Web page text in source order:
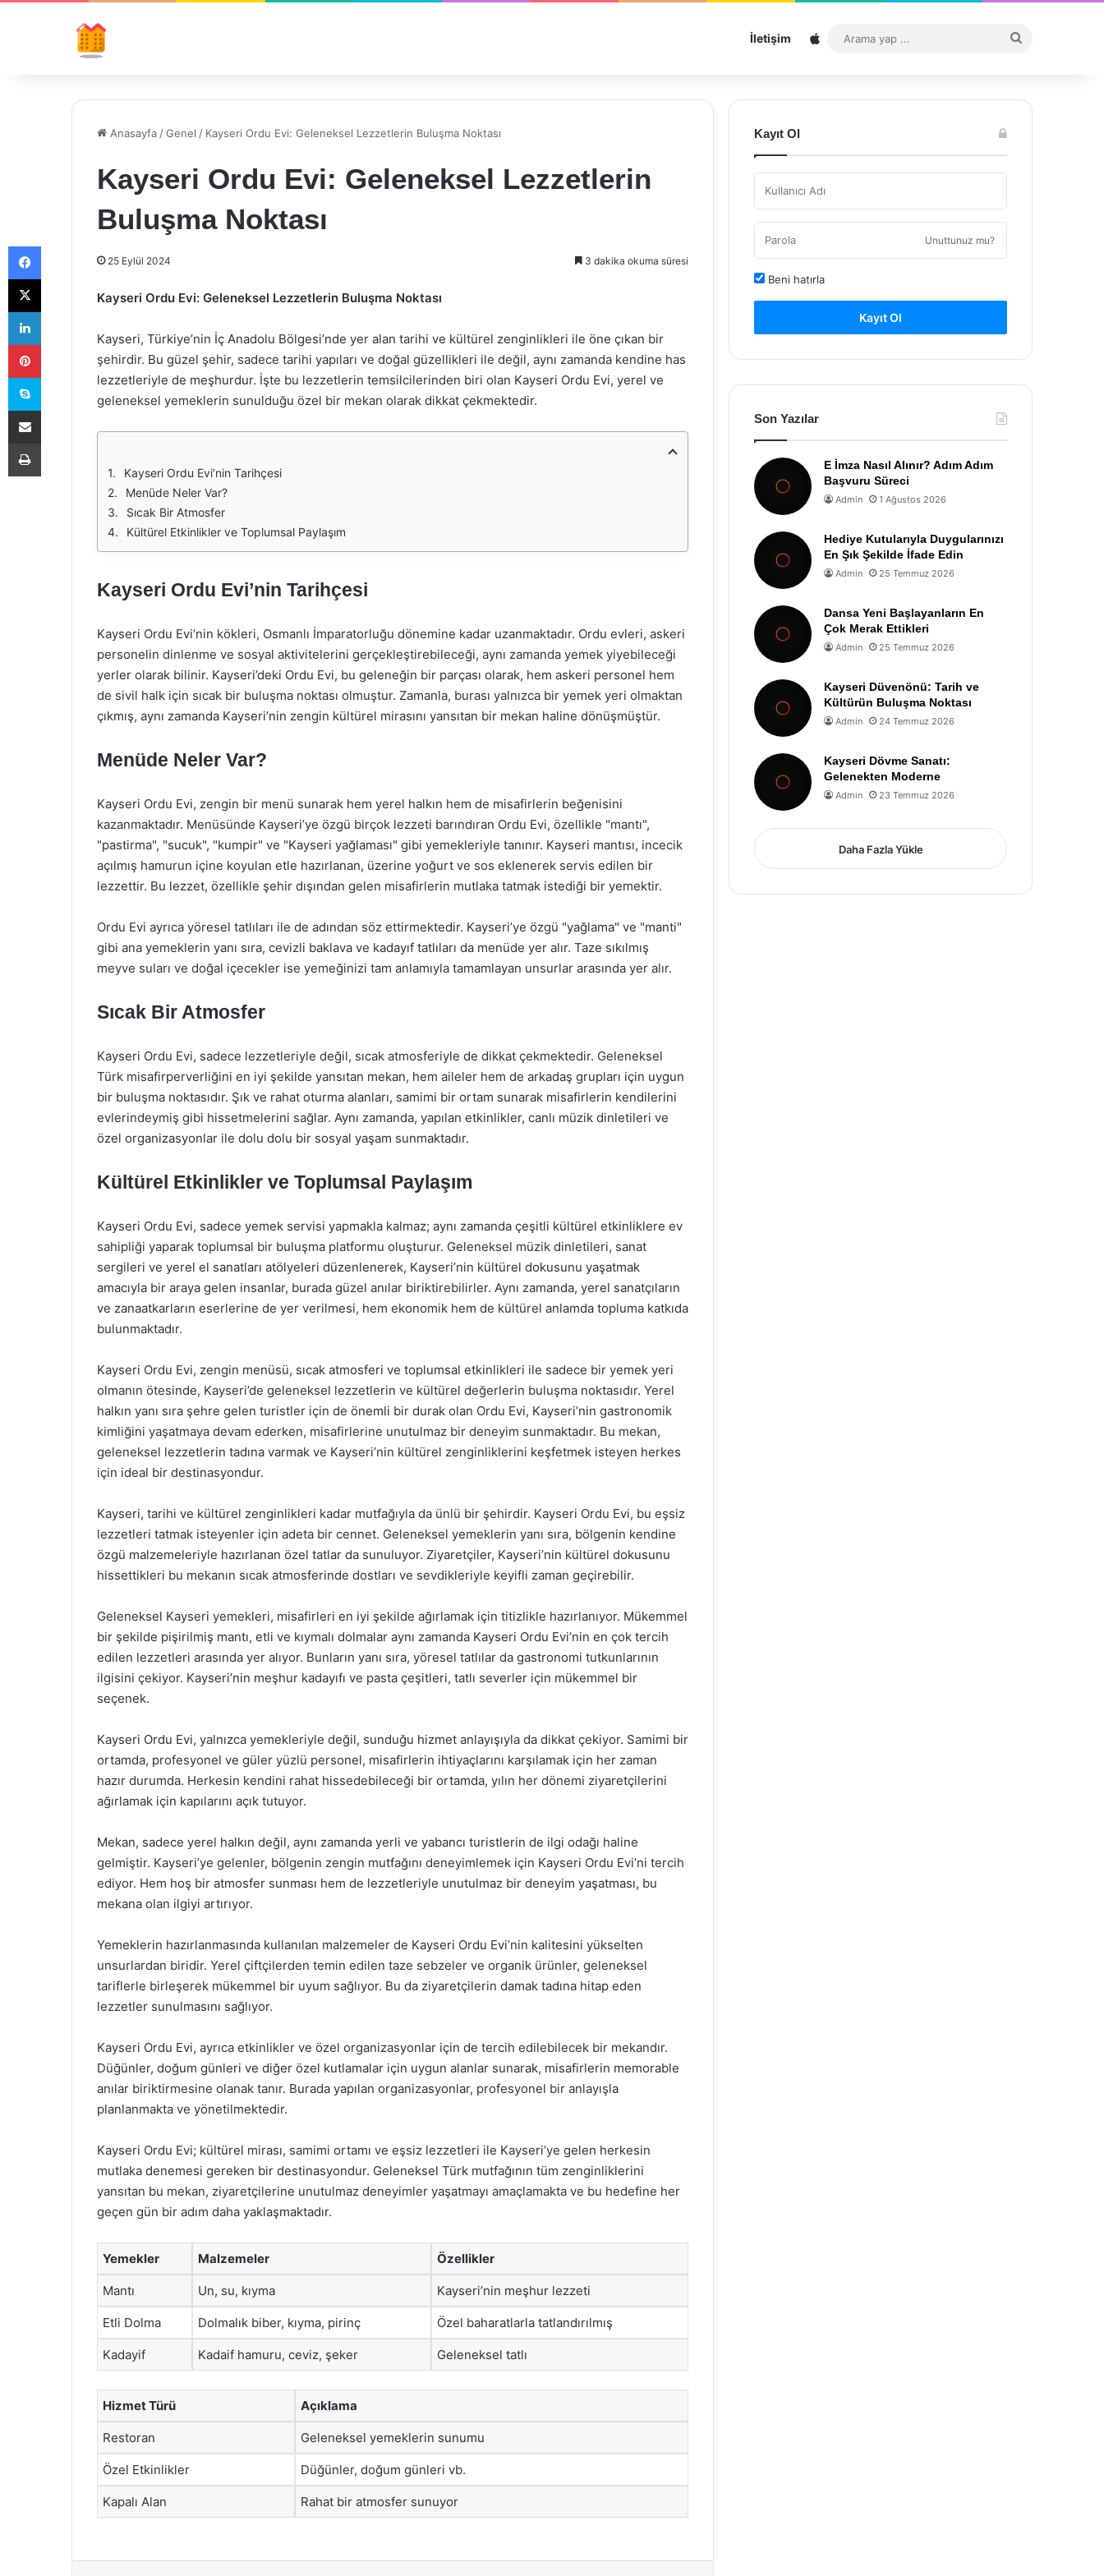
İletişim Sitemap
...
Anasayfa /Genel / Kayseri Ordu Evi: Geleneksel Lezzetlerin Buluşma Noktası
Kayseri Ordu Evi: Geleneksel Lezzetlerin
Buluşma Noktası
25 Eylül 2024 3 dakika okuma süresi
Kayseri Ordu Evi: Geleneksel Lezzetlerin Buluşma Noktası
Kayseri, Türkiye’nin İç Anadolu Bölgesi’nde yer alan tarihi ve kültürel zenginlikleri ile öne çıkan bir
şehirdir. Bu güzel şehir, sadece tarihi yapıları ve doğal güzellikleri ile değil, aynı zamanda kendine has
lezzetleriyle de meşhurdur. İşte bu lezzetlerin temsilcilerinden biri olan Kayseri Ordu Evi, yerel ve
geleneksel yemeklerin sunulduğu özel bir mekan olarak dikkat çekmektedir.
Kayseri Ordu Evi’nin Tarihçesi
Menüde Neler Var?
Sıcak Bir Atmosfer
Kültürel Etkinlikler ve Toplumsal Paylaşım
Kayseri Ordu Evi’nin Tarihçesi
Kayseri Ordu Evi’nin kökleri, Osmanlı İmparatorluğu dönemine kadar uzanmaktadır. Ordu evleri, askeri
personelin dinlenme ve sosyal aktivitelerini gerçekleştirebileceği, aynı zamanda yemek yiyebileceği
yerler olarak bilinir. Kayseri’deki Ordu Evi, bu geleneğin bir parçası olarak, hem askeri personel hem
de sivil halk için sıcak bir buluşma noktası olmuştur. Zamanla, burası yalnızca bir yemek yeri olmaktan
çıkmış, aynı zamanda Kayseri’nin zengin kültürel mirasını yansıtan bir mekan haline dönüşmüştür.
Menüde Neler Var?
Kayseri Ordu Evi, zengin bir menü sunarak hem yerel halkın hem de misafirlerin beğenisini
kazanmaktadır. Menüsünde Kayseri’ye özgü birçok lezzeti barındıran Ordu Evi, özellikle "mantı",
"pastirma", "sucuk", "kumpir" ve "Kayseri yağlaması" gibi yemekleriyle tanınır. Kayseri mantısı, incecik
açılmış hamurun içine koyulan etle hazırlanan, üzerine yoğurt ve sos eklenerek servis edilen bir
lezzettir. Bu lezzet, özellikle şehir dışından gelen misafirlerin mutlaka tatmak istediği bir yemektir.
Ordu Evi ayrıca yöresel tatlıları ile de adından söz ettirmektedir. Kayseri’ye özgü "yağlama" ve "manti"
gibi ana yemeklerin yanı sıra, cevizli baklava ve kadayıf tatlıları da menüde yer alır. Taze sıkılmış
meyve suları ve doğal içecekler ise yemeğinizi tam anlamıyla tamamlayan unsurlar arasında yer alır.
Sıcak Bir Atmosfer
Kayseri Ordu Evi, sadece lezzetleriyle değil, sıcak atmosferiyle de dikkat çekmektedir. Geleneksel
Türk misafirperverliğini en iyi şekilde yansıtan mekan, hem aileler hem de arkadaş grupları için uygun
bir buluşma noktasıdır. Şık ve rahat oturma alanları, samimi bir ortam sunarak misafirlerin kendilerini
evlerindeymiş gibi hissetmelerini sağlar. Aynı zamanda, yapılan etkinlikler, canlı müzik dinletileri ve
özel organizasyonlar ile dolu dolu bir sosyal yaşam sunmaktadır.
Kültürel Etkinlikler ve Toplumsal Paylaşım
Kayseri Ordu Evi, sadece yemek servisi yapmakla kalmaz; aynı zamanda çeşitli kültürel etkinliklere ev
sahipliği yaparak toplumsal bir buluşma platformu oluşturur. Geleneksel müzik dinletileri, sanat
sergileri ve yerel el sanatları atölyeleri düzenlenerek, Kayseri’nin kültürel dokusunu yaşatmak
amacıyla bir araya gelen insanlar, burada güzel anılar biriktirebilirler. Aynı zamanda, yerel sanatçıların
ve zanaatkarların eserlerine de yer verilmesi, hem ekonomik hem de kültürel anlamda topluma katkıda
bulunmaktadır.
Kayseri Ordu Evi, zengin menüsü, sıcak atmosferi ve toplumsal etkinlikleri ile sadece bir yemek yeri
olmanın ötesinde, Kayseri’de geleneksel lezzetlerin ve kültürel değerlerin buluşma noktasıdır. Yerel
halkın yanı sıra şehre gelen turistler için de önemli bir durak olan Ordu Evi, Kayseri’nin gastronomik
kimliğini yaşatmaya devam ederken, misafirlerine unutulmaz bir deneyim sunmaktadır. Bu mekan,
geleneksel lezzetlerin tadına varmak ve Kayseri’nin kültürel zenginliklerini keşfetmek isteyen herkes
için ideal bir destinasyondur.
Kayseri, tarihi ve kültürel zenginlikleri kadar mutfağıyla da ünlü bir şehirdir. Kayseri Ordu Evi, bu eşsiz
lezzetleri tatmak isteyenler için adeta bir cennet. Geleneksel yemeklerin yanı sıra, bölgenin kendine
özgü malzemeleriyle hazırlanan özel tatlar da sunuluyor. Ziyaretçiler, Kayseri’nin kültürel dokusunu
hissettikleri bu mekanın sıcak atmosferinde dostları ve sevdikleriyle keyifli zaman geçirebilir.
Geleneksel Kayseri yemekleri, misafirleri en iyi şekilde ağırlamak için titizlikle hazırlanıyor. Mükemmel
bir şekilde pişirilmiş mantı, etli ve kıymalı dolmalar aynı zamanda Kayseri Ordu Evi’nin en çok tercih
edilen lezzetleri arasında yer alıyor. Bunların yanı sıra, yöresel tatlılar da gastronomi tutkunlarının
ilgisini çekiyor. Kayseri’nin meşhur kadayıfı ve pasta çeşitleri, tatlı severler için mükemmel bir
seçenek.
Kayseri Ordu Evi, yalnızca yemekleriyle değil, sunduğu hizmet anlayışıyla da dikkat çekiyor. Samimi bir
ortamda, profesyonel ve güler yüzlü personel, misafirlerin ihtiyaçlarını karşılamak için her zaman
hazır durumda. Herkesin kendini rahat hissedebileceği bir ortamda, yılın her dönemi ziyaretçilerini
ağırlamak için kapılarını açık tutuyor.
Mekan, sadece yerel halkın değil, aynı zamanda yerli ve yabancı turistlerin de ilgi odağı haline
gelmiştir. Kayseri’ye gelenler, bölgenin zengin mutfağını deneyimlemek için Kayseri Ordu Evi’ni tercih
ediyor. Hem hoş bir atmosfer sunması hem de lezzetleriyle unutulmaz bir deneyim yaşatması, bu
mekana olan ilgiyi artırıyor.
Yemeklerin hazırlanmasında kullanılan malzemeler de Kayseri Ordu Evi’nin kalitesini yükselten
unsurlardan biridir. Yerel çiftçilerden temin edilen taze sebzeler ve organik ürünler, geleneksel
tariflerle birleşerek mükemmel bir uyum sağlıyor. Bu da ziyaretçilerin damak tadına hitap eden
lezzetler sunulmasını sağlıyor.
Kayseri Ordu Evi, ayrıca etkinlikler ve özel organizasyonlar için de tercih edilebilecek bir mekandır.
Düğünler, doğum günleri ve diğer özel kutlamalar için uygun alanlar sunarak, misafirlerin memorable
anılar biriktirmesine olanak tanır. Burada yapılan organizasyonlar, profesyonel bir anlayışla
planlanmakta ve yönetilmektedir.
Kayseri Ordu Evi; kültürel mirası, samimi ortamı ve eşsiz lezzetleri ile Kayseri’ye gelen herkesin
mutlaka denemesi gereken bir destinasyondur. Geleneksel Türk mutfağının tüm zenginliklerini
yansıtan bu mekan, ziyaretçilerine unutulmaz deneyimler yaşatmayı amaçlamakta ve bu hedefine her
geçen gün bir adım daha yaklaşmaktadır.
Yemekler Malzemeler Özellikler
Mantı Un, su, kıyma Kayseri’nin meşhur lezzeti
Etli Dolma Dolmalık biber, kıyma, pirinç Özel baharatlarla tatlandırılmış
Kadayif Kadaif hamuru, ceviz, şeker Geleneksel tatlı
Hizmet Türü Açıklama
Restoran Geleneksel yemeklerin sunumu
Özel Etkinlikler Düğünler, doğum günleri vb.
Kapalı Alan Rahat bir atmosfer sunuyor
Kayıt Ol
Unuttunuz mu?
Beni hatırla
Kayıt Ol
Son Yazılar
E İmza Nasıl Alınır? Adım Adım
Başvuru Süreci
Admin 1 Ağustos 2026
Hediye Kutularıyla Duygularınızı
En Şık Şekilde İfade Edin
Admin 25 Temmuz 2026
Dansa Yeni Başlayanların En
Çok Merak Ettikleri
Admin 25 Temmuz 2026
Kayseri Düvenönü: Tarih ve
Kültürün Buluşma Noktası
Admin 24 Temmuz 2026
Kayseri Dövme Sanatı:
Gelenekten Moderne
Admin 23 Temmuz 2026
Daha Fazla Yükle
Facebook
X
LinkedIn
Pinterest
Skype
E-Posta ile paylaş